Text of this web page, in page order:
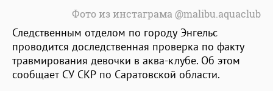
Фото из инстаграма @malibu.aquaclub
Следственным отделом по городу Энгельс
проводится доследственная проверка по факту
травмирования девочки в аква-клубе. Об этом
сообщает СУ СКР по Саратовской области.